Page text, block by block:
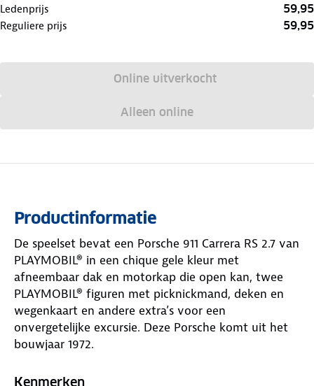
Ledenprijs 59,95
Reguliere prijs 59,95
Online uitverkocht
Alleen online
Productinformatie
De speelset bevat een Porsche 911 Carrera RS 2.7 van
PLAYMOBIL® in een chique gele kleur met
afneembaar dak en motorkap die open kan, twee
PLAYMOBIL® figuren met picknickmand, deken en
wegenkaart en andere extra’s voor een
onvergetelijke excursie. Deze Porsche komt uit het
bouwjaar 1972.
Met de Porsche 911 Carrera RS 2.7 (bouwjaar 1972) is
Kenmerken